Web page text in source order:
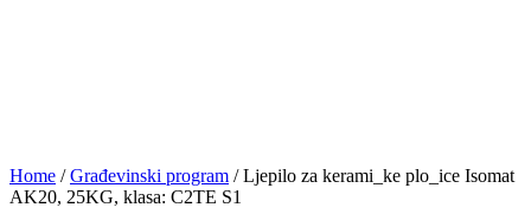
Home /Građevinski program / Ljepilo za kerami_ke plo_ice Isomat
AK20, 25KG, klasa: C2TE S1